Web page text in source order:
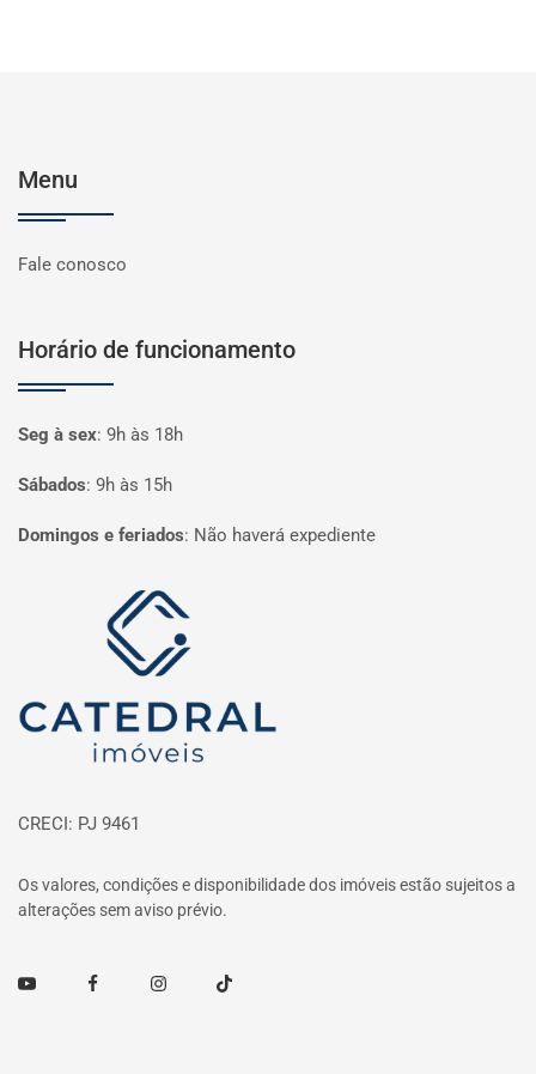
Menu
Fale conosco
Horário de funcionamento
Seg à sex: 9h às 18h
Sábados: 9h às 15h
Domingos e feriados: Não haverá expediente
Página inicial
CRECI: PJ 9461
Os valores, condições e disponibilidade dos imóveis estão sujeitos a
alterações sem aviso prévio.
Youtube FacebookInstagramTikTok